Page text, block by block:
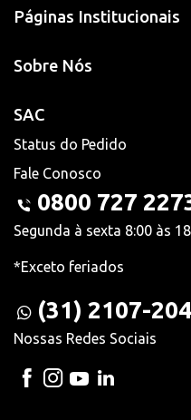
Páginas Institucionais
Sobre Nós
SAC
Status do Pedido
Fale Conosco
0800 727
Segunda à sexta 8:00 às
*Exceto feriados
(31) 2107-
Nossas Redes Sociais